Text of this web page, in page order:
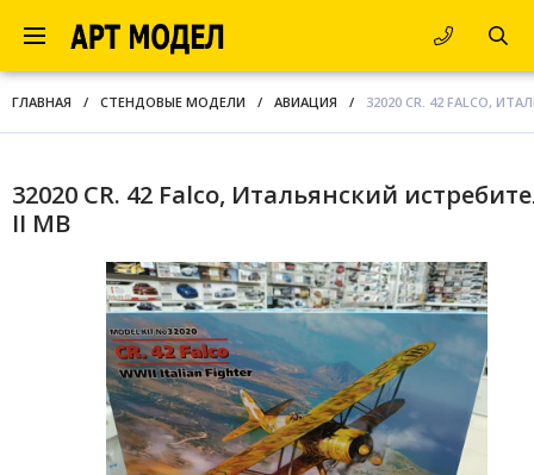
ГЛАВНАЯ / СТЕНДОВЫЕ МОДЕЛИ / АВИАЦИЯ / 32020 CR. 42 FALCO,
32020 CR. 42 Falco, Итальянский
II МВ